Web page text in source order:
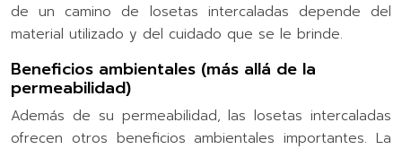
de un camino de losetas intercaladas depende del
material utilizado y del cuidado que se le brinde.
Beneficios ambientales (más allá de la
permeabilidad)
Además de su permeabilidad, las losetas intercaladas
ofrecen otros beneficios ambientales importantes. La